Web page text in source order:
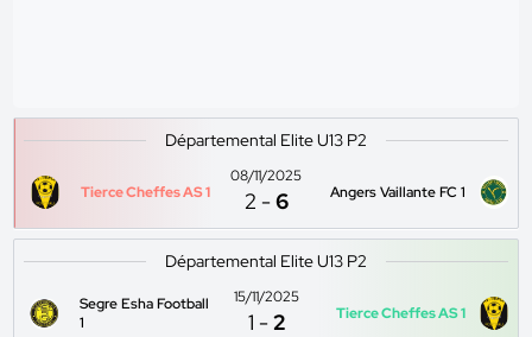
Départemental Elite U13 P2
Tierce Cheffes AS 1
08/11/2025
2 -6 Angers Vaillante FC 1
Départemental Elite U13 P2
Segre Esha Football
1
15/11/2025
1 -2 Tierce Cheffes AS 1